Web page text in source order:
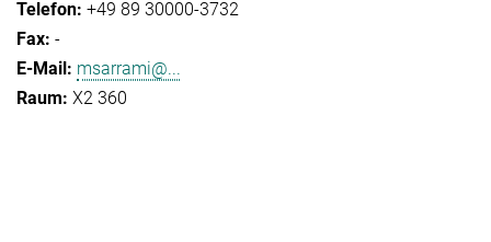
+49 89 30000-3732
-
msarrami@...
X2 360